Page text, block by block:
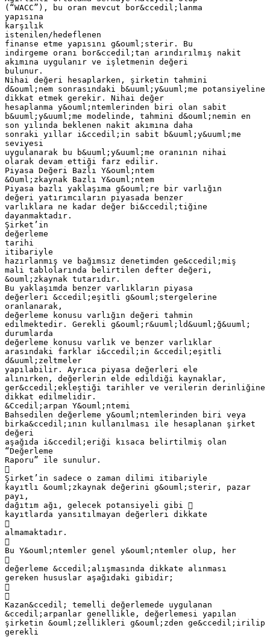
(“WACC”), bu oran mevcut bor&ccedil;lanma
yapısına
karşılık
istenilen/hedeflenen
finanse etme yapısını g&ouml;sterir. Bu
indirgeme oranı bor&ccedil;tan arındırılmış nakit
akımına uygulanır ve işletmenin değeri
bulunur.
Nihai değeri hesaplarken, şirketin tahmini
d&ouml;nem sonrasındaki b&uuml;y&uuml;me potansiyeline
dikkat etmek gerekir. Nihai değer
hesaplanma y&ouml;ntemlerinden biri olan sabit
b&uuml;y&uuml;me modelinde, tahmini d&ouml;nemin en
son yılında beklenen nakit akımına daha
sonraki yıllar i&ccedil;in sabit b&uuml;y&uuml;me
seviyesi
uygulanarak bu b&uuml;y&uuml;me oranının nihai
olarak devam ettiği farz edilir.
Piyasa Değeri Bazlı Y&ouml;ntem
&Ouml;zkaynak Bazlı Y&ouml;ntem
Piyasa bazlı yaklaşıma g&ouml;re bir varlığın
değeri yatırımcıların piyasada benzer
varlıklara ne kadar değer bi&ccedil;tiğine
dayanmaktadır.
Şirket’in
değerleme
tarihi
itibariyle
hazırlanmış ve bağımsız denetimden ge&ccedil;miş
mali tablolarında belirtilen defter değeri,
&ouml;zkaynak tutarıdır.
Bu yaklaşımda benzer varlıkların piyasa
değerleri &ccedil;eşitli g&ouml;stergelerine
oranlanarak,
değerleme konusu varlığın değeri tahmin
edilmektedir. Gerekli g&ouml;r&uuml;ld&uuml;ğ&uuml;
durumlarda
değerleme konusu varlık ve benzer varlıklar
arasındaki farklar i&ccedil;in &ccedil;eşitli
d&uuml;zeltmeler
yapılabilir. Ayrıca piyasa değerleri ele
alınırken, değerlerin elde edildiği kaynaklar,
ger&ccedil;ekleştiği tarihler ve verilerin derinliğine
dikkat edilmelidir.
&Ccedil;arpan Y&ouml;ntemi
Bahsedilen değerleme y&ouml;ntemlerinden biri veya
birka&ccedil;ının kullanılması ile hesaplanan şirket
değeri
aşağıda i&ccedil;eriği kısaca belirtilmiş olan
“Değerleme
Raporu” ile sunulur.

Şirket’in sadece o zaman dilimi itibariyle
kayıtlı &ouml;zkaynak değerini g&ouml;sterir, pazar
payı,
dağıtım ağı, gelecek potansiyeli gibi 
kayıtlarda yansıtılmayan değerleri dikkate

almamaktadır.

Bu Y&ouml;ntemler genel y&ouml;ntemler olup, her

değerleme &ccedil;alışmasında dikkate alınması
gereken hususlar aşağıdaki gibidir;


Kazan&ccedil; temelli değerlemede uygulanan
&ccedil;arpanlar genellikle, değerlemesi yapılan
şirketin &ouml;zellikleri g&ouml;zden ge&ccedil;irilip
gerekli